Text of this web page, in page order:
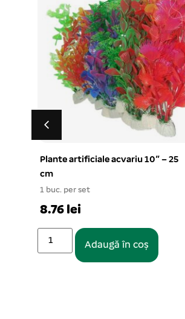
Acvariu plastic romboid pesti Betta
MBA-3 18×14,5cm
1 buc. per set
78.15 lei
Adaugă în coș